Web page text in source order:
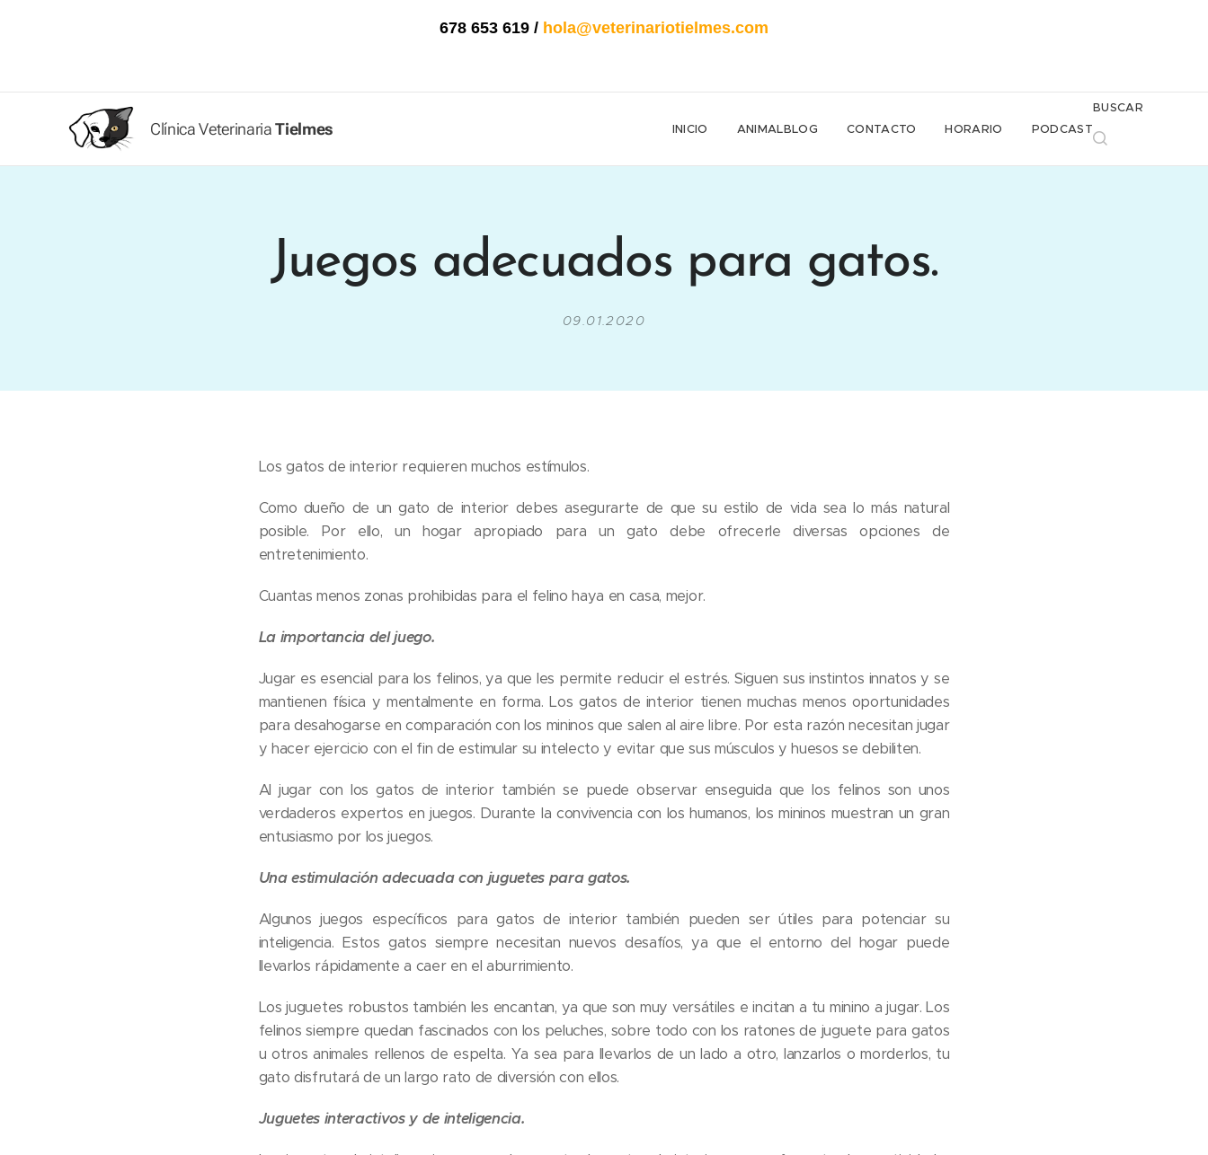
678 653 619 / hola@veterinariotielmes.com
Clínica VeterinariaTielmes INICIO ANIMALBLOG CONTACTO HORARIO PODCAST
BUSCAR
Juegos adecuados para gatos.
09.01.2020
Los gatos de interior requieren muchos estímulos.
Como dueño de un gato de interior debes asegurarte de que su estilo de vida sea lo más natural
posible. Por ello, un hogar apropiado para un gato debe ofrecerle diversas opciones de
entretenimiento.
Cuantas menos zonas prohibidas para el felino haya en casa, mejor.
La importancia del juego.
Jugar es esencial para los felinos, ya que les permite reducir el estrés. Siguen sus instintos innatos y se
mantienen física y mentalmente en forma. Los gatos de interior tienen muchas menos oportunidades
para desahogarse en comparación con los mininos que salen al aire libre. Por esta razón necesitan jugar
y hacer ejercicio con el fin de estimular su intelecto y evitar que sus músculos y huesos se debiliten.
Al jugar con los gatos de interior también se puede observar enseguida que los felinos son unos
verdaderos expertos en juegos. Durante la convivencia con los humanos, los mininos muestran un gran
entusiasmo por los juegos.
Una estimulación adecuada con juguetes para gatos.
Algunos juegos específicos para gatos de interior también pueden ser útiles para potenciar su
inteligencia. Estos gatos siempre necesitan nuevos desafíos, ya que el entorno del hogar puede
llevarlos rápidamente a caer en el aburrimiento.
Los juguetes robustos también les encantan, ya que son muy versátiles e incitan a tu minino a jugar. Los
felinos siempre quedan fascinados con los peluches, sobre todo con los ratones de juguete para gatos
u otros animales rellenos de espelta. Ya sea para llevarlos de un lado a otro, lanzarlos o morderlos, tu
gato disfrutará de un largo rato de diversión con ellos.
Juguetes interactivos y de inteligencia.